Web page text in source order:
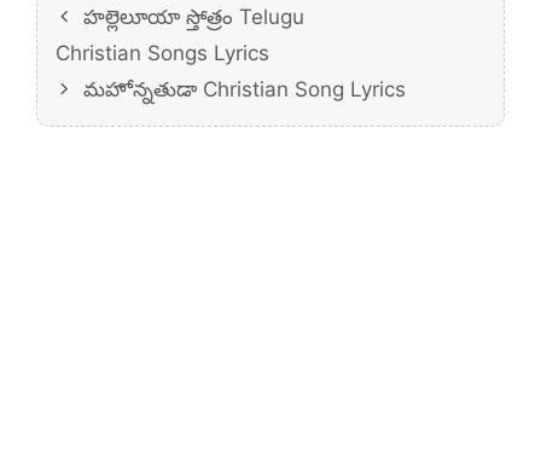
హల్లెలూయా స్తోత్రం Telugu
Christian Songs Lyrics
మహోన్నతుడా Christian Song Lyrics